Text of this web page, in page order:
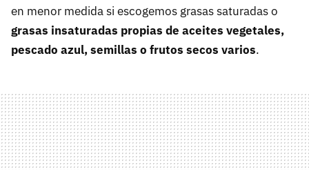
en menor medida si escogemos grasas saturadas o
grasas insaturadas propias de aceites vegetales,
pescado azul, semillas o frutos secos varios.